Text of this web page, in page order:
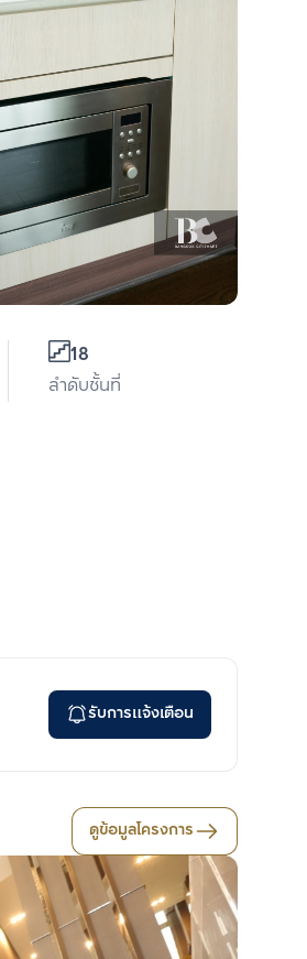
18
ลำดับชั้นที่
รับการแจ้งเตือน
ดูข้อมูลโครงการ